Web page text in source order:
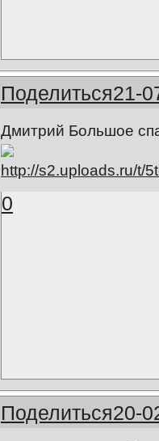
Поделиться21-
Дмитрий Большое
0
Поделиться20-